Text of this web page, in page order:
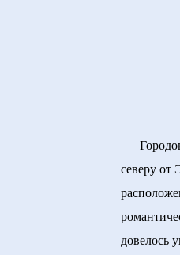
Городок
северу от
довелось